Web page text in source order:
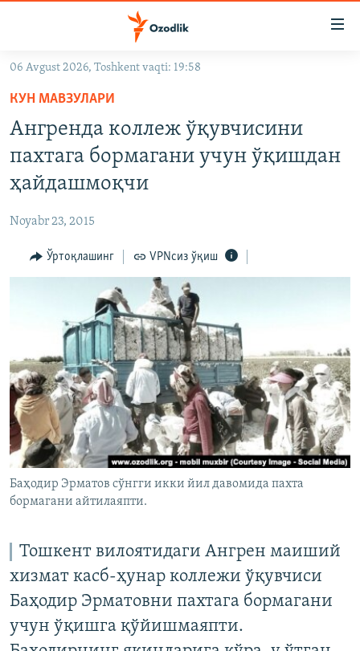
Асосий
навигацияга
ўтинг
Қидиришга
ўтинг
OZODARXIV
На русском
ИЖТИМОИЙ ТАРМОҚЛАР
Озодлик бошқа тилларда
06 Avgust 2026, Toshkent vaqti: 19:58
КУН МАВЗУЛАРИ
Ангренда коллеж ўқувчисини
пахтага бормагани учун ўқишдан
ҳайдашмоқчи
Noyabr 23, 2015
Ўртоқлашинг VPNсиз ўқиш
Баҳодир Эрматов сўнгги икки йил давомида пахта
бормагани айтилаяпти.
Тошкент вилоятидаги Ангрен маиший
хизмат касб-ҳунар коллежи ўқувчиси
Баҳодир Эрматовни пахтага бормагани
учун ўқишга қўйишмаяпти.